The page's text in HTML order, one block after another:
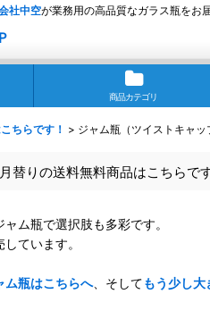
社中空が業務用の高品質なガラス瓶をお
商品カテゴリ
ちらです！ > ジャム瓶（ツイストキャッ
月替りの送料無料商品はこちらで
ム瓶で選択肢も多彩です。
ています。
ム瓶はこちらへ、そしてもう少し大